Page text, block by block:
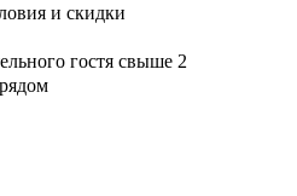
и скидки
гостя свыше 2